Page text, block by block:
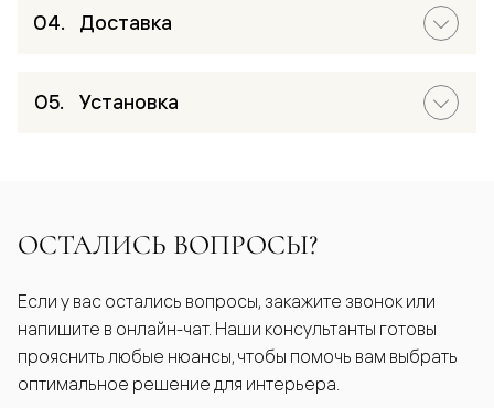
Доставка
Установка
ОСТАЛИСЬ ВОПРОСЫ?
Если у вас остались вопросы, закажите звонок или
напишите в онлайн-чат. Наши консультанты готовы
прояснить любые нюансы, чтобы помочь вам выбрать
оптимальное решение для интерьера.